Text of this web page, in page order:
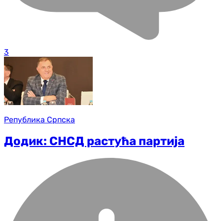
3
Република Српска
Додик: СНСД растућа партија